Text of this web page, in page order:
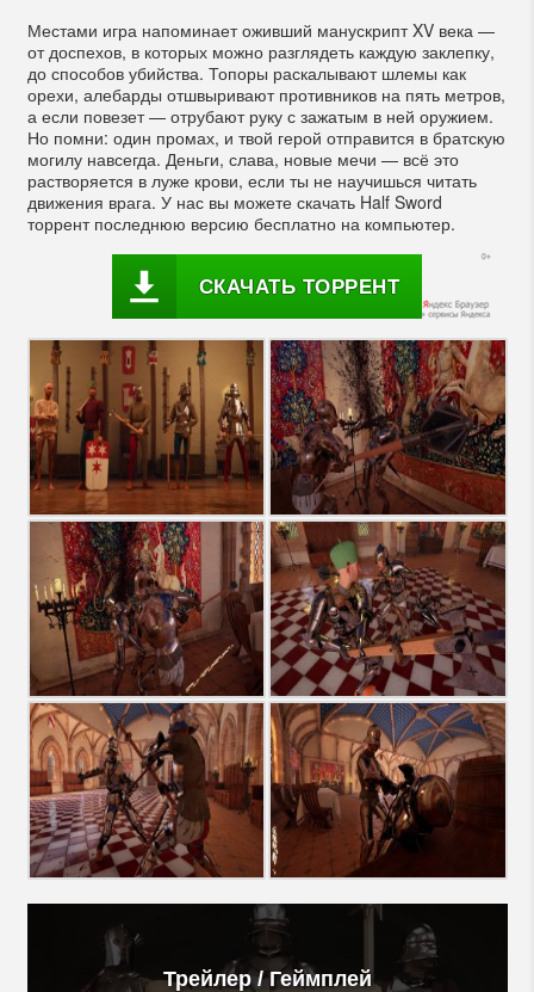
Местами игра напоминает оживший манускрипт XV века —
от доспехов, в которых можно разглядеть каждую заклепку,
до способов убийства. Топоры раскалывают шлемы как
орехи, алебарды отшвыривают противников на пять метров,
а если повезет — отрубают руку с зажатым в ней оружием.
Но помни: один промах, и твой герой отправится в братскую
могилу навсегда. Деньги, слава, новые мечи — всё это
растворяется в луже крови, если ты не научишься читать
движения врага. У нас вы можете скачать Half Sword
торрент последнюю версию бесплатно на компьютер.
СКАЧАТЬ ТОРРЕНТ
Трейлер / Геймплей